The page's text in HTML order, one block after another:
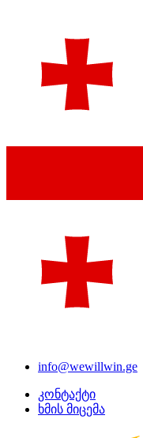
info@wewillwin.ge
კონტაქტი
ხმის მიცემა